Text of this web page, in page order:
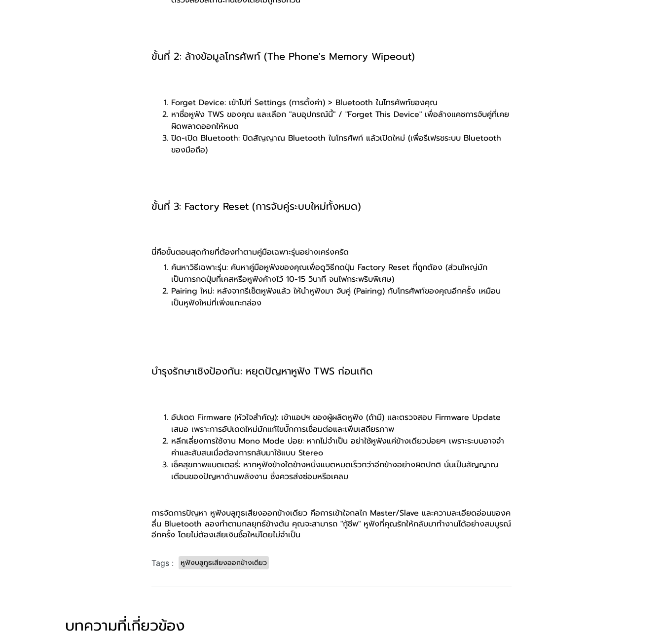
ขั้นที่ 2: ล้างข้อมูลโทรศัพท์ (The Phone's Memory Wipeout)
Forget Device: เข้าไปที่ Settings (การตั้งค่า) > Bluetooth ในโทรศัพท์ของคุณ
หาชื่อหูฟัง TWS ของคุณ และเลือก "ลบอุปกรณ์นี้" / "Forget This Device" เพื่อล้างแคชการจับคู่ที่เคย
ผิดพลาดออกให้หมด
ปิด-เปิด Bluetooth: ปิดสัญญาณ Bluetooth ในโทรศัพท์ แล้วเปิดใหม่ (เพื่อรีเฟรชระบบ Bluetooth
ของมือถือ)
ขั้นที่ 3: Factory Reset (การจับคู่ระบบใหม่ทั้งหมด)
นี่คือขั้นตอนสุดท้ายที่ต้องทำตามคู่มือเฉพาะรุ่นอย่างเคร่งครัด
ค้นหาวิธีเฉพาะรุ่น: ค้นหาคู่มือหูฟังของคุณเพื่อดูวิธีกดปุ่ม Factory Reset ที่ถูกต้อง (ส่วนใหญ่มัก
เป็นการกดปุ่มที่เคสหรือหูฟังค้างไว้ 10-15 วินาที จนไฟกระพริบพิเศษ)
Pairing ใหม่: หลังจากรีเซ็ตหูฟังแล้ว ให้นำหูฟังมา จับคู่ (Pairing) กับโทรศัพท์ของคุณอีกครั้ง เหมือน
เป็นหูฟังใหม่ที่เพิ่งแกะกล่อง
บำรุงรักษาเชิงป้องกัน: หยุดปัญหาหูฟัง TWS ก่อนเกิด
อัปเดต Firmware (หัวใจสำคัญ): เข้าแอปฯ ของผู้ผลิตหูฟัง (ถ้ามี) และตรวจสอบ Firmware Update
เสมอ เพราะการอัปเดตใหม่มักแก้ไขบั๊กการเชื่อมต่อและเพิ่มเสถียรภาพ
หลีกเลี่ยงการใช้งาน Mono Mode บ่อย: หากไม่จำเป็น อย่าใช้หูฟังแค่ข้างเดียวบ่อยๆ เพราะระบบอาจจำ
ค่าและสับสนเมื่อต้องการกลับมาใช้แบบ Stereo
เช็คสุขภาพแบตเตอรี่: หากหูฟังข้างใดข้างหนึ่งแบตหมดเร็วกว่าอีกข้างอย่างผิดปกติ นั่นเป็นสัญญาณ
เตือนของปัญหาด้านพลังงาน ซึ่งควรส่งซ่อมหรือเคลม
การจัดการปัญหา หูฟังบลูทูธเสียงออกข้างเดียว คือการเข้าใจกลไก Master/Slave และความละเอียดอ่อนของค
ลื่น Bluetooth ลองทำตามกลยุทธ์ข้างต้น คุณจะสามารถ "กู้ชีพ" หูฟังที่คุณรักให้กลับมาทำงานได้อย่างสมบูรณ์
อีกครั้ง โดยไม่ต้องเสียเงินซื้อใหม่โดยไม่จำเป็น
Tags : หูฟังบลูทูธเสียงออกข้างเดียว
บทความที่เกี่ยวข้อง